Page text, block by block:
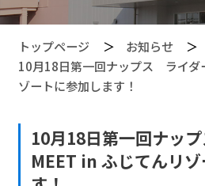
トップページ
お知らせ
10月18日第一回ナップス ライダ
ゾートに参加します！
10月18日第一回ナッ
MEET in ふじてんリ